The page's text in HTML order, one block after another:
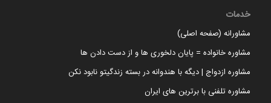
خدمات
مشاورانه (صفحه اصلی)
مشاوره خانواده = پایان دلخوری ها و از دست دادن ها
مشاوره ازدواج | دیگه با هندوانه در بسته زندگیتو نابود نکن
مشاوره تلفنی با برترین های ایران